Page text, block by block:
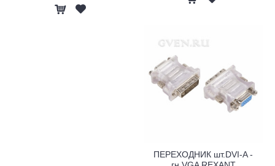
ПЕРЕХОДНИК шт.DVI-A -